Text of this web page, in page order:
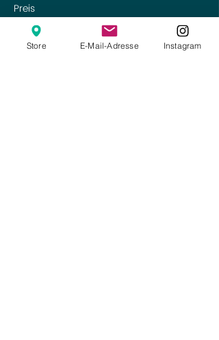
Preis
59,90 €
Store E-Mail-Adresse Instagram